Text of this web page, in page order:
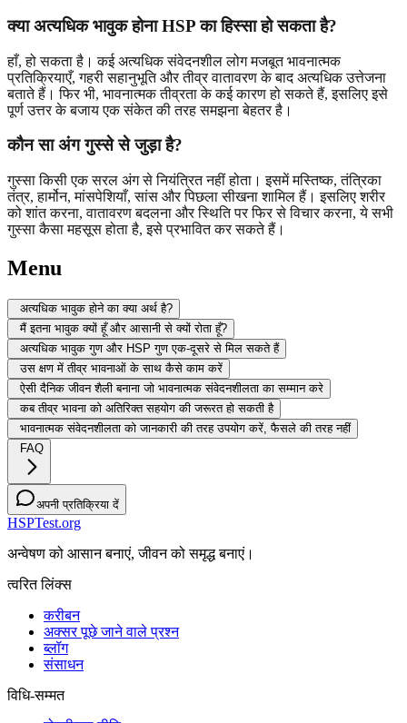
क्या अत्यधिक भावुक होना HSP का हिस्सा हो सकता है?
हाँ, हो सकता है। कई अत्यधिक संवेदनशील लोग मजबूत भावनात्मक
प्रतिक्रियाएँ, गहरी सहानुभूति और तीव्र वातावरण के बाद अत्यधिक उत्तेजना
बताते हैं। फिर भी, भावनात्मक तीव्रता के कई कारण हो सकते हैं, इसलिए इसे
पूर्ण उत्तर के बजाय एक संकेत की तरह समझना बेहतर है।
कौन सा अंग गुस्से से जुड़ा है?
गुस्सा किसी एक सरल अंग से नियंत्रित नहीं होता। इसमें मस्तिष्क, तंत्रिका
तंत्र, हार्मोन, मांसपेशियाँ, सांस और पिछला सीखना शामिल हैं। इसलिए शरीर
को शांत करना, वातावरण बदलना और स्थिति पर फिर से विचार करना, ये सभी
गुस्सा कैसा महसूस होता है, इसे प्रभावित कर सकते हैं।
Menu
अत्यधिक भावुक होने का क्या अर्थ है?
मैं इतना भावुक क्यों हूँ और आसानी से क्यों रोता हूँ?
अत्यधिक भावुक गुण और HSP गुण एक-दूसरे से मिल सकते हैं
उस क्षण में तीव्र भावनाओं के साथ कैसे काम करें
ऐसी दैनिक जीवन शैली बनाना जो भावनात्मक संवेदनशीलता का सम्मान करे
कब तीव्र भावना को अतिरिक्त सहयोग की जरूरत हो सकती है
भावनात्मक संवेदनशीलता को जानकारी की तरह उपयोग करें, फैसले की तरह नहीं
FAQ
अपनी प्रतिक्रिया दें
HSPTest.org
अन्वेषण को आसान बनाएं, जीवन को समृद्ध बनाएं।
त्वरित लिंक्स
करीबन
अक्सर पूछे जाने वाले प्रश्न
ब्लॉग
संसाधन
विधि-सम्‍मत